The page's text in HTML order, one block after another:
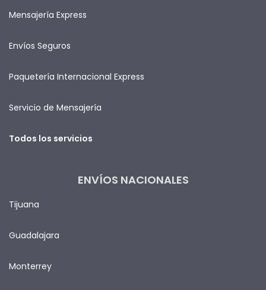
Mensajería Express
Envíos Seguros
Paquetería Internacional Express
Servicio de Mensajería
Todos los servicios
ENVÍOS NACIONALES
Tijuana
Guadalajara
Monterrey